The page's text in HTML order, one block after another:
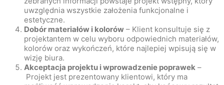
uwzględnia wszystkie założenia funkcjonalne i
estetyczne.
Dobór materiałów i kolorów – Klient konsultuje się z
projektantem w celu wyboru odpowiednich materiałów,
kolorów oraz wykończeń, które najlepiej wpisują się w
wizję biura.
Akceptacja projektu i wprowadzenie poprawek –
Projekt jest prezentowany klientowi, który ma